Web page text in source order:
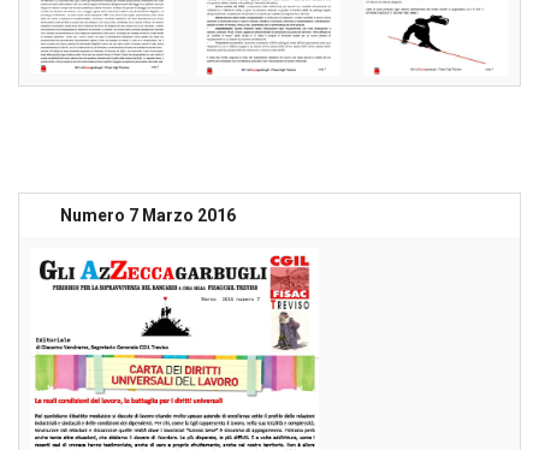
Numero 7 Marzo 2016